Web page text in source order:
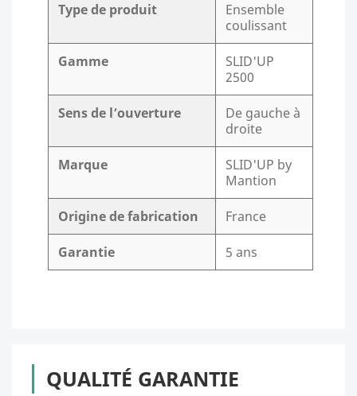
Type de produit
Ensemble
coulissant
Gamme
SLID'UP
2500
Sens de l’ouverture
De gauche à
droite
Marque
SLID'UP by
Mantion
Origine de fabrication France
Garantie 5 ans
QUALITÉ GARANTIE